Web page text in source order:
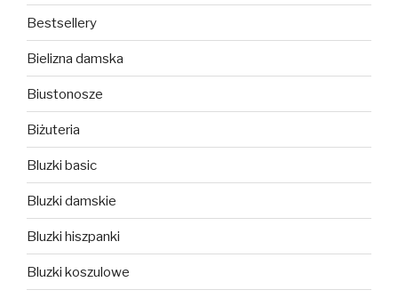
Bestsellery
Bielizna damska
Biustonosze
Biżuteria
Bluzki basic
Bluzki damskie
Bluzki hiszpanki
Bluzki koszulowe